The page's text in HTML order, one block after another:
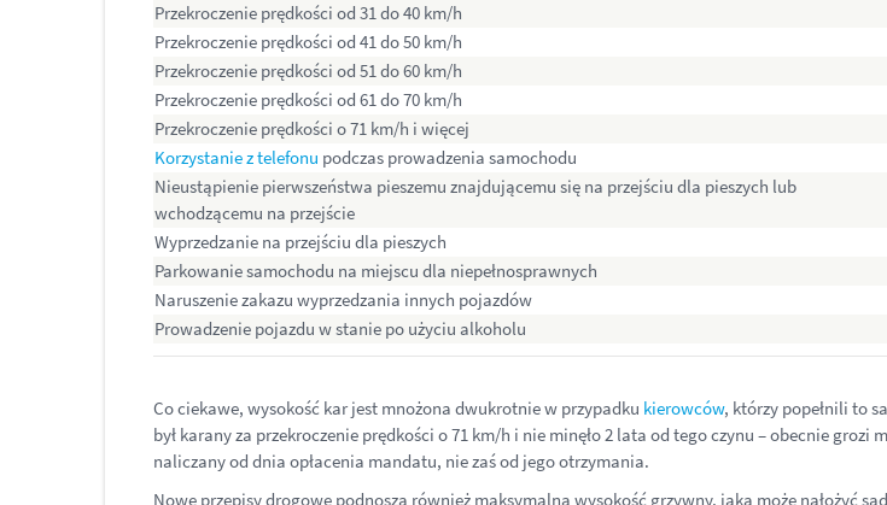
Przekroczenie prędkości od 31 do 40 km/h
Przekroczenie prędkości od 41 do 50 km/h
Przekroczenie prędkości od 51 do 60 km/h
Przekroczenie prędkości od 61 do 70 km/h
Przekroczenie prędkości o 71 km/h i więcej
Korzystanie z telefonu podczas prowadzenia samochodu
Nieustąpienie pierwszeństwa pieszemu znajdującemu się na przejściu dla pieszych lub
wchodzącemu na przejście
Wyprzedzanie na przejściu dla pieszych
Parkowanie samochodu na miejscu dla niepełnosprawnych
Naruszenie zakazu wyprzedzania innych pojazdów
Prowadzenie pojazdu w stanie po użyciu alkoholu
Co ciekawe, wysokość kar jest mnożona dwukrotnie w przypadku kierowców, którzy popełnili to
był karany za przekroczenie prędkości o 71 km/h i nie minęło 2 lata od tego czynu – obecnie grozi
naliczany od dnia opłacenia mandatu, nie zaś od jego otrzymania.
Nowe przepisy drogowe podnoszą również maksymalną wysokość grzywny, jaką może nałożyć